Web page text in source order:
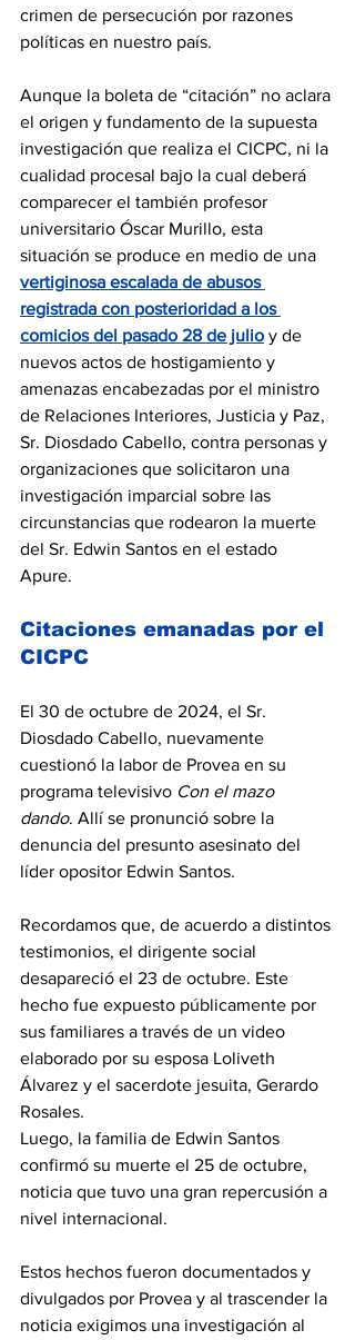
crimen de persecución por razones
políticas en nuestro país.
Aunque la boleta de “citación” no aclara
el origen y fundamento de la supuesta
investigación que realiza el CICPC, ni la
cualidad procesal bajo la cual deberá
comparecer el también profesor
universitario Óscar Murillo, esta
situación se produce en medio de una
vertiginosa escalada de abusos
registrada con posterioridad a los
comicios del pasado 28 de julio y de
nuevos actos de hostigamiento y
amenazas encabezadas por el ministro
de Relaciones Interiores, Justicia y Paz,
Sr. Diosdado Cabello, contra personas y
organizaciones que solicitaron una
investigación imparcial sobre las
circunstancias que rodearon la muerte
del Sr. Edwin Santos en el estado
Apure.
Citaciones emanadas por el
CICPC
El 30 de octubre de 2024, el Sr.
Diosdado Cabello, nuevamente
cuestionó la labor de Provea en su
programa televisivo Con el mazo
dando. Allí se pronunció sobre la
denuncia del presunto asesinato del
líder opositor Edwin Santos.
Recordamos que, de acuerdo a distintos
testimonios, el dirigente social
desapareció el 23 de octubre. Este
hecho fue expuesto públicamente por
sus familiares a través de un video
elaborado por su esposa Loliveth
Álvarez y el sacerdote jesuita, Gerardo
Rosales.
Luego, la familia de Edwin Santos
confirmó su muerte el 25 de octubre,
noticia que tuvo una gran repercusión a
nivel internacional.
Estos hechos fueron documentados y
divulgados por Provea y al trascender la
noticia exigimos una investigación al